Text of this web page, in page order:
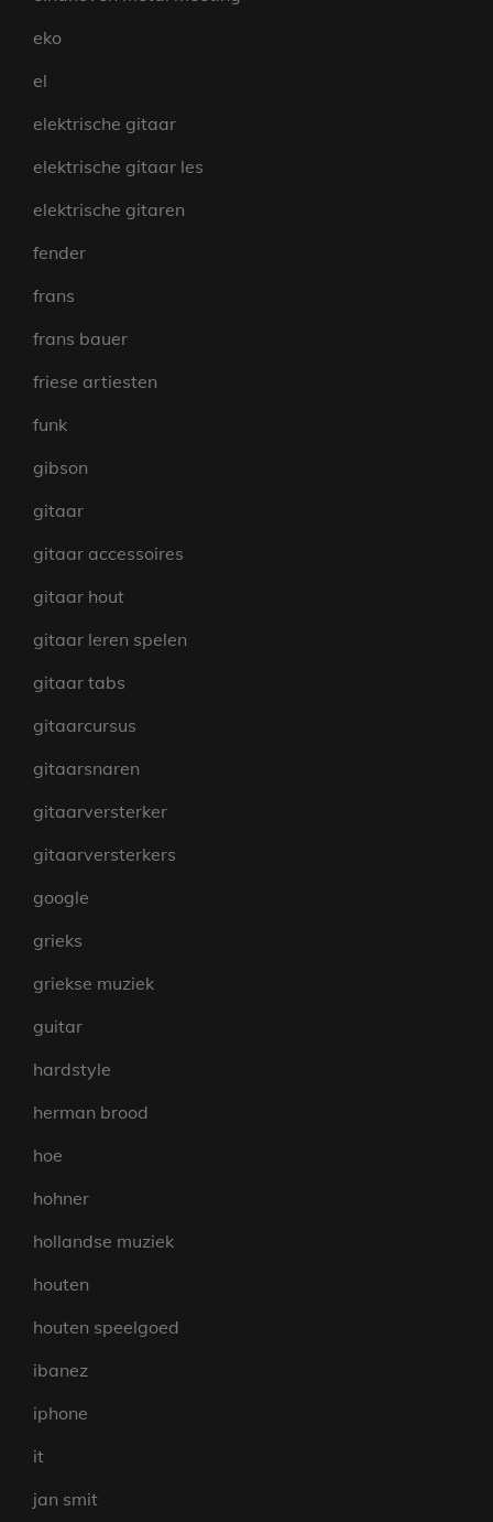
eko
el
elektrische gitaar
elektrische gitaar les
elektrische gitaren
fender
frans
frans bauer
friese artiesten
funk
gibson
gitaar
gitaar accessoires
gitaar hout
gitaar leren spelen
gitaar tabs
gitaarcursus
gitaarsnaren
gitaarversterker
gitaarversterkers
google
grieks
griekse muziek
guitar
hardstyle
herman brood
hoe
hohner
hollandse muziek
houten
houten speelgoed
ibanez
iphone
it
jan smit